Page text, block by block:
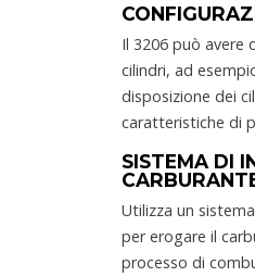
Il 3206 può avere
cilindri, ad
disposizione dei
caratteristiche di
SISTEMA DI
Utilizza un
per erogare il
processo di